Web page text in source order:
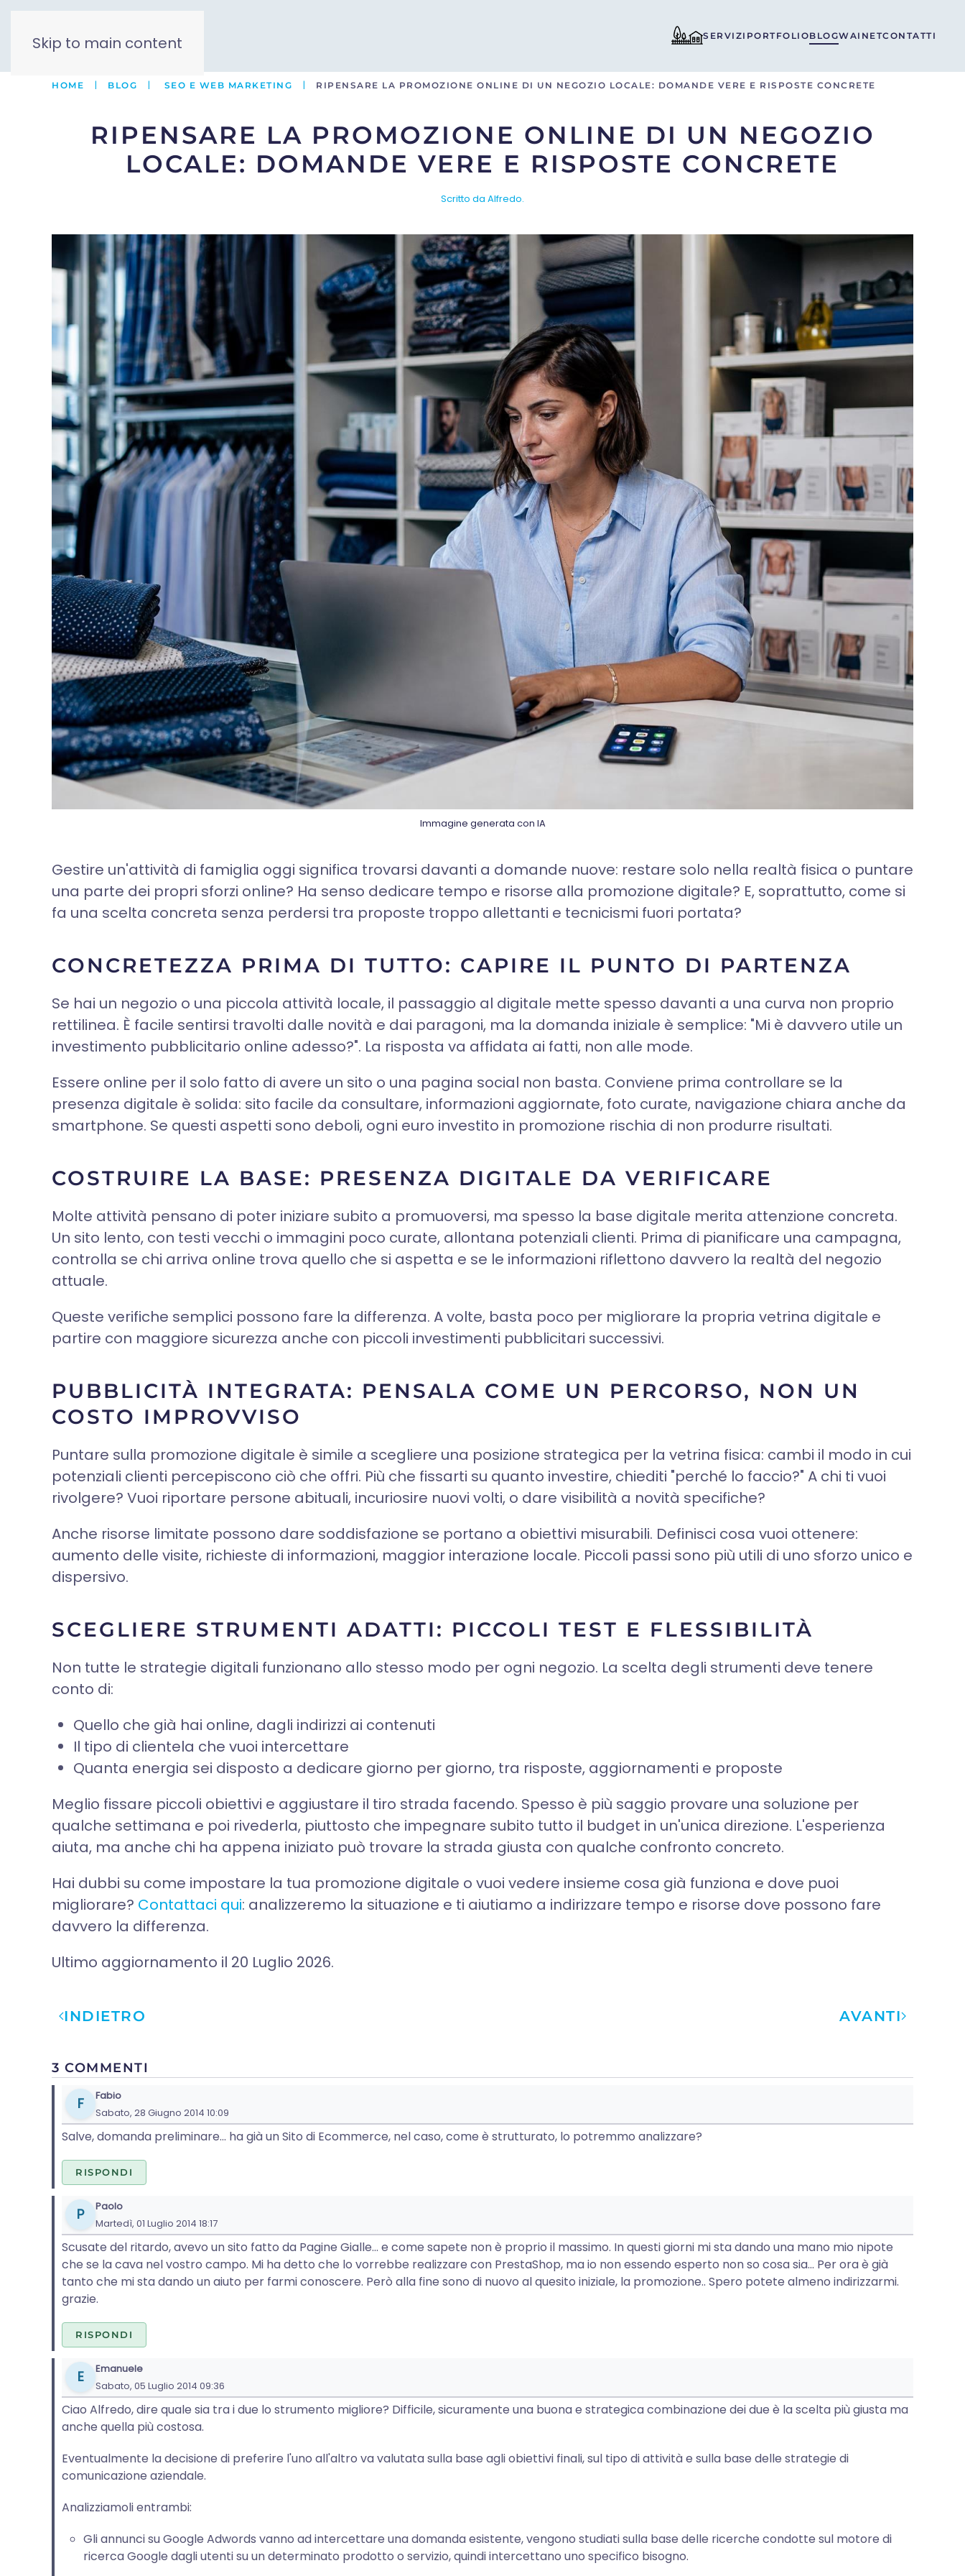
Skip to main content SERVIZI PORTFOLIOBLOGWAINETCONTATTI
HOME BLOG SEO E WEB MARKETING RIPENSARE LA PROMOZIONE ONLINE DI UN NEGOZIO LOCALE: DOMANDE VERE E RISPOSTE CONCRETE
RIPENSARE LA PROMOZIONE ONLINE DI UN NEGOZIO
LOCALE: DOMANDE VERE E RISPOSTE CONCRETE
Scritto da Alfredo.
Immagine generata con IA
Gestire un'attività di famiglia oggi significa trovarsi davanti a domande nuove: restare solo nella realtà fisica o puntare
una parte dei propri sforzi online? Ha senso dedicare tempo e risorse alla promozione digitale? E, soprattutto, come si
fa una scelta concreta senza perdersi tra proposte troppo allettanti e tecnicismi fuori portata?
CONCRETEZZA PRIMA DI TUTTO: CAPIRE IL PUNTO DI PARTENZA
Se hai un negozio o una piccola attività locale, il passaggio al digitale mette spesso davanti a una curva non proprio
rettilinea. È facile sentirsi travolti dalle novità e dai paragoni, ma la domanda iniziale è semplice: "Mi è davvero utile un
investimento pubblicitario online adesso?". La risposta va affidata ai fatti, non alle mode.
Essere online per il solo fatto di avere un sito o una pagina social non basta. Conviene prima controllare se la
presenza digitale è solida: sito facile da consultare, informazioni aggiornate, foto curate, navigazione chiara anche da
smartphone. Se questi aspetti sono deboli, ogni euro investito in promozione rischia di non produrre risultati.
COSTRUIRE LA BASE: PRESENZA DIGITALE DA VERIFICARE
Molte attività pensano di poter iniziare subito a promuoversi, ma spesso la base digitale merita attenzione concreta.
Un sito lento, con testi vecchi o immagini poco curate, allontana potenziali clienti. Prima di pianificare una campagna,
controlla se chi arriva online trova quello che si aspetta e se le informazioni riflettono davvero la realtà del negozio
attuale.
Queste verifiche semplici possono fare la differenza. A volte, basta poco per migliorare la propria vetrina digitale e
partire con maggiore sicurezza anche con piccoli investimenti pubblicitari successivi.
PUBBLICITÀ INTEGRATA: PENSALA COME UN PERCORSO, NON UN
COSTO IMPROVVISO
Puntare sulla promozione digitale è simile a scegliere una posizione strategica per la vetrina fisica: cambi il modo in cui
potenziali clienti percepiscono ciò che offri. Più che fissarti su quanto investire, chiediti "perché lo faccio?" A chi ti vuoi
rivolgere? Vuoi riportare persone abituali, incuriosire nuovi volti, o dare visibilità a novità specifiche?
Anche risorse limitate possono dare soddisfazione se portano a obiettivi misurabili. Definisci cosa vuoi ottenere:
aumento delle visite, richieste di informazioni, maggior interazione locale. Piccoli passi sono più utili di uno sforzo unico e
dispersivo.
SCEGLIERE STRUMENTI ADATTI: PICCOLI TEST E FLESSIBILITÀ
Non tutte le strategie digitali funzionano allo stesso modo per ogni negozio. La scelta degli strumenti deve tenere
conto di:
Quello che già hai online, dagli indirizzi ai contenuti
Il tipo di clientela che vuoi intercettare
Quanta energia sei disposto a dedicare giorno per giorno, tra risposte, aggiornamenti e proposte
Meglio fissare piccoli obiettivi e aggiustare il tiro strada facendo. Spesso è più saggio provare una soluzione per
qualche settimana e poi rivederla, piuttosto che impegnare subito tutto il budget in un'unica direzione. L'esperienza
aiuta, ma anche chi ha appena iniziato può trovare la strada giusta con qualche confronto concreto.
Hai dubbi su come impostare la tua promozione digitale o vuoi vedere insieme cosa già funziona e dove puoi
migliorare? Contattaci qui: analizzeremo la situazione e ti aiutiamo a indirizzare tempo e risorse dove possono fare
davvero la differenza.
Ultimo aggiornamento il 20 Luglio 2026.
INDIETRO AVANTI
3 COMMENTI
F
Fabio
Sabato, 28 Giugno 2014 10:09
Salve, domanda preliminare... ha già un Sito di Ecommerce, nel caso, come è strutturato, lo potremmo analizzare?
RISPONDI
P
Paolo
Martedì, 01 Luglio 2014 18:17
Scusate del ritardo, avevo un sito fatto da Pagine Gialle... e come sapete non è proprio il massimo. In questi giorni mi sta dando una mano mio nipote
che se la cava nel vostro campo. Mi ha detto che lo vorrebbe realizzare con PrestaShop, ma io non essendo esperto non so cosa sia... Per ora è già
tanto che mi sta dando un aiuto per farmi conoscere. Però alla fine sono di nuovo al quesito iniziale, la promozione.. Spero potete almeno indirizzarmi.
grazie.
RISPONDI
E
Emanuele
Sabato, 05 Luglio 2014 09:36
Ciao Alfredo, dire quale sia tra i due lo strumento migliore? Difficile, sicuramente una buona e strategica combinazione dei due è la scelta più giusta ma
anche quella più costosa.
Eventualmente la decisione di preferire l'uno all'altro va valutata sulla base agli obiettivi finali, sul tipo di attività e sulla base delle strategie di
comunicazione aziendale.
Analizziamoli entrambi:
Gli annunci su Google Adwords vanno ad intercettare una domanda esistente, vengono studiati sulla base delle ricerche condotte sul motore di
ricerca Google dagli utenti su un determinato prodotto o servizio, quindi intercettano uno specifico bisogno.